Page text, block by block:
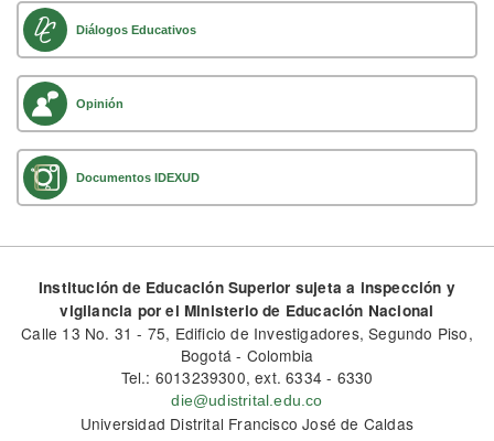
Diálogos Educativos
Opinión
Documentos IDEXUD
Institución de Educación Superior sujeta a inspección y
vigilancia por el Ministerio de Educación Nacional
Calle 13 No. 31 - 75, Edificio de Investigadores, Segundo Piso,
Bogotá - Colombia
Tel.: 6013239300, ext. 6334 - 6330
die@udistrital.edu.co
Universidad Distrital Francisco José de Caldas